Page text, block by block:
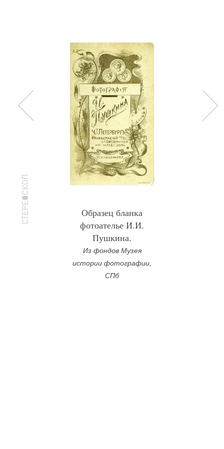
Образец бланка
фотоателье И.И.
Пушкина.
Из фондов Музея
истории фотографии,
СПб